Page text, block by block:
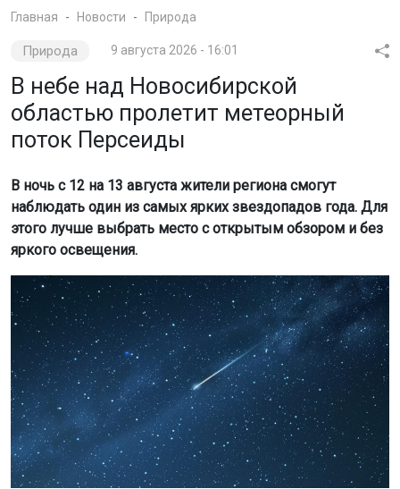
Главная Новости Природа
Природа 9 августа 2026 - 16:01
В небе над Новосибирской
областью пролетит метеорный
поток Персеиды
В ночь с 12 на 13 августа жители региона смогут
наблюдать один из самых ярких звездопадов года. Для
этого лучше выбрать место с открытым обзором и без
яркого освещения.